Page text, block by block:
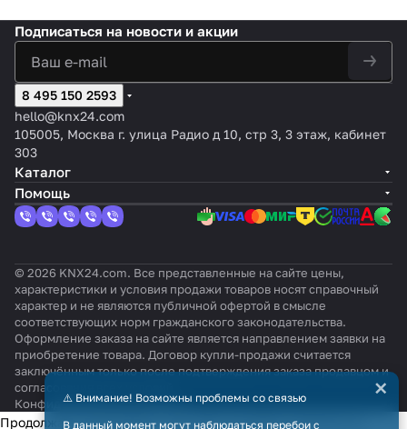
Подписаться на новости и акции
8 495 150 2593
hello@knx24.com
105005, Москва г. улица Радио д 10, стр 3, 3 этаж, кабинет
303
Каталог
Помощь
© 2026 KNX24.com. Все представленные на сайте цены,
характеристики и условия продажи товаров носят справочный
характер и не являются публичной офертой в смысле
соответствующих норм гражданского законодательства.
Оформление заказа на сайте является направлением заявки на
приобретение товара. Договор купли-продажи считается
заключённым только после подтверждения заказа продавцом и
согласования всех условий.
КонфиденциальностьОферта
⚠️ Внимание! Возможны проблемы со связью
В данный момент могут наблюдаться перебои с
×
Продолжая использовать наш сайт, вы даёте согласие на